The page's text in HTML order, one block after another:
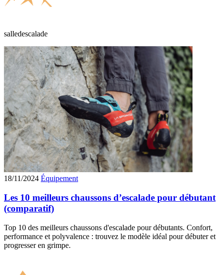
salledescalade
18/11/2024 Équipement
Les 10 meilleurs chaussons d’escalade pour débutant
(comparatif)
Top 10 des meilleurs chaussons d'escalade pour débutants. Confort,
performance et polyvalence : trouvez le modèle idéal pour débuter et
progresser en grimpe.